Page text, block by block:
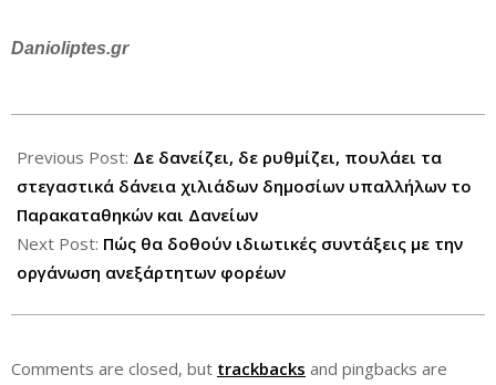
Danioliptes.gr
09-
30
Previous Post: Δε δανείζει, δε ρυθμίζει, πουλάει τα
στεγαστικά δάνεια χιλιάδων δημοσίων υπαλλήλων το
Παρακαταθηκών και Δανείων
Next Post: Πώς θα δοθούν ιδιωτικές συντάξεις με την
οργάνωση ανεξάρτητων φορέων
Comments are closed, but trackbacks and pingbacks are